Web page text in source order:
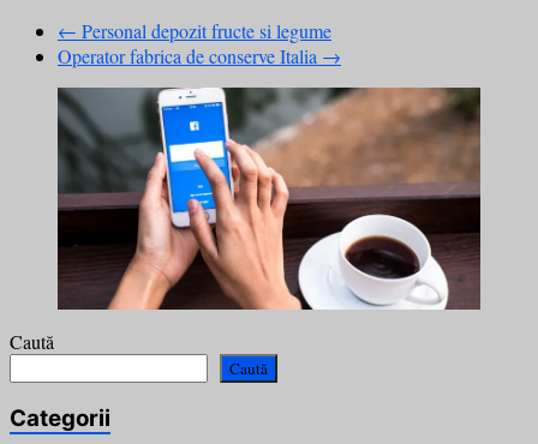
← Personal depozit fructe si legume
Operator fabrica de conserve Italia →
Caută
Caută
Categorii